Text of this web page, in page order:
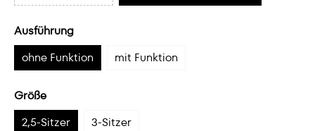
Ausführung
ohne Funktion
mit Funktion
Größe
2,5-Sitzer
3-Sitzer